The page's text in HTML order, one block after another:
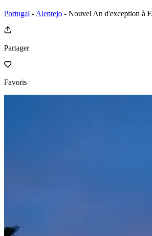
Portugal - Alentejo - Nouvel An d'exception à
Partager
Favoris